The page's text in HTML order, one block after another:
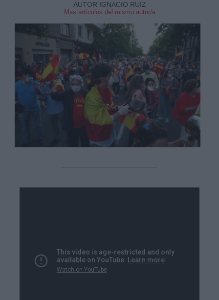
AUTOR IGNACIO RUIZ
Mas artículos del mismo autor/a
Información adicional
link